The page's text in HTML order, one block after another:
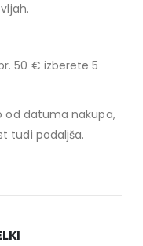
50 € izberete 5
od datuma nakupa,
tudi podaljša.